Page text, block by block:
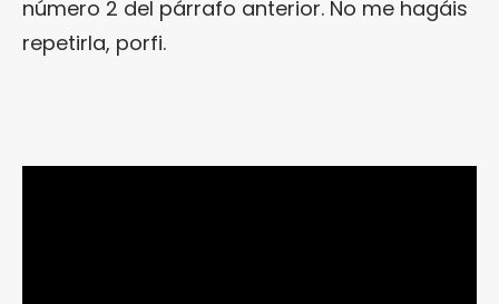
número 2 del párrafo anterior. No me hagáis
repetirla, porfi.